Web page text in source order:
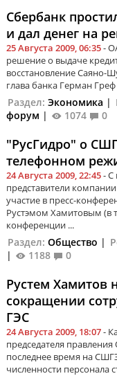
Сбербанк
и дал денег на
25 Августа 2009, 06:35-
решение о выдаче
восстановление Саяно-
глава банка Герман
Раздел: Экономика |
форум | 1074 0
"РусГидро" о
телефонном
24 Августа 2009, 22:45- С
представители
участие в пресс-
Рустэмом Хамитовым (в
конференции ...
Раздел: Общество |
|
1188 0
Рустем Хамитов
сокращении
ГЭС
24 Августа 2009, 18:07-
председателя
последнее время на
численности персонала